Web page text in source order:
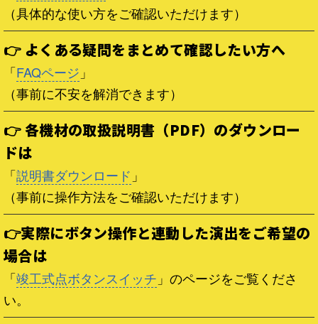
（具体的な使い方をご確認いただけます）
👉 よくある疑問をまとめて確認したい方へ
「FAQページ 」
（事前に不安を解消できます）
👉 各機材の取扱説明書（PDF）のダウンロー
ドは
「説明書ダウンロード 」
（事前に操作方法をご確認いただけます）
👉実際にボタン操作と連動した演出をご希望の
場合は
「竣工式点ボタンスイッチ 」のページをご覧くださ
い。